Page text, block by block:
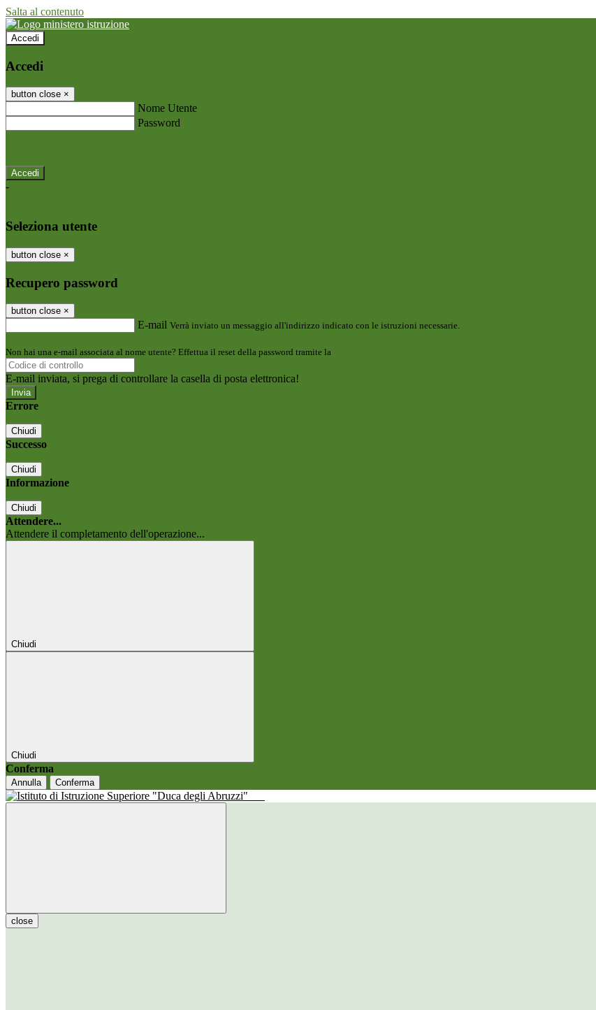
Salta al contenuto
Accedi
Accedi
button close ×
Nome Utente
Password
-
Seleziona utente
button close ×
Recupero password
button close ×
E-mail Verrà inviato un messaggio all'indirizzo indicato con le istruzioni necessarie.
Non hai una e-mail associata al nome utente? Effettua il reset della password tramite la
E-mail inviata, si prega di controllare la casella di posta elettronica!
Errore
Chiudi
Successo
Chiudi
Informazione
Chiudi
Attendere...
Attendere il completamento dell'operazione...
Chiudi
Chiudi
Conferma
Annulla Conferma
close